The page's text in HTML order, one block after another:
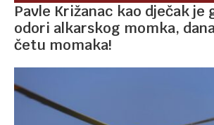
Pavle Križanac kao dječak je
odori alkarskog momka,
četu momaka!